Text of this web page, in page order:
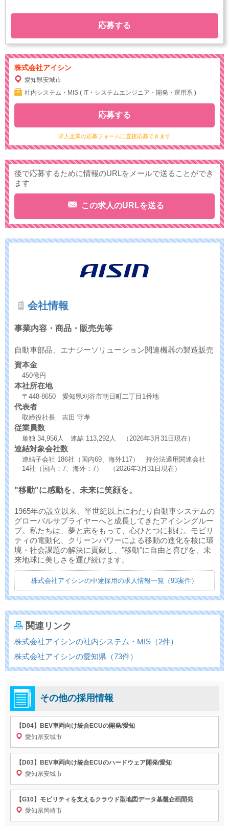
応募する
株式会社アイシン
愛知県安城市
社内システム・MIS ( IT・システムエンジニア・開発・運用系 )
求人企業の応募フォームに直接応募できます
応募する
後で応募するために情報のURLをメールで送ることができ
ます
この求人のURLを送る
会社情報
事業内容・商品・販売先等
自動車部品、エナジーソリューション関連機器の製造販売
資本金
450億円
本社所在地
〒448-8650 愛知県刈谷市朝日町二丁目1番地
代表者
取締役社長 吉田 守孝
従業員数
単独 34,956人 連結 113,292人 （2026年3月31日現在）
連結対象会社数
連結子会社 186社（国内69、海外117） 持分法適用関連会社
14社（国内；7、海外：7） （2026年3月31日現在）
"移動"に感動を、未来に笑顔を。
1965年の設立以来、半世紀以上にわたり自動車システムの
グローバルサプライヤーへと成長してきたアイシングルー
プ。私たちは、夢と志をもって、心ひとつに挑む。モビリ
ティの電動化、クリーンパワーによる移動の進化を核に環
境・社会課題の解決に貢献し、"移動"に自由と喜びを、未
来地球に美しさを運び続けます。
株式会社アイシンの中途採用の求人情報一覧（93案件）
関連リンク
株式会社アイシンの社内システム・MIS（2件）
株式会社アイシンの愛知県（73件）
その他の採用情報
【D04】BEV車両向け統合ECUの開発/愛知
愛知県安城市
【D03】BEV車両向け統合ECUのハードウェア開発/愛知
愛知県安城市
【G10】モビリティを支えるクラウド型地図データ基盤企画開発
愛知県岡崎市